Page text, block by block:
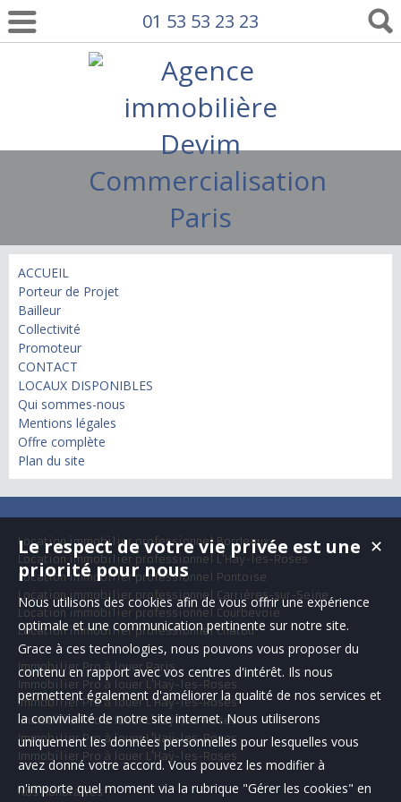
01 53 53 23 23
ACCUEIL
Porteur de Projet
Bailleur
Collectivité
Promoteur
CONTACT
LOCAUX DISPONIBLES
Qui sommes-nous
Mentions légales
Offre complète
Plan du site
Location immobilier professionnel Bordeaux
Location immobilier professionnel L'Haÿ-les-Roses
Location immobilier professionnel Pontoise
Location immobilier professionnel Carrières-sur-Seine
Location immobilier professionnel Courbevoie
Location immobilier professionnel Chatou
Immobilier Pro à louer Paris
Immobilier Pro à louer L'Haÿ-les-Roses
Immobilier Pro à louer L'Haÿ-les-Roses
Immobilier Pro à louer L'Haÿ-les-Roses
Immobilier Pro à louer L'Haÿ-les-Roses
Immobilier Pro à louer L'Haÿ-les-Roses
Nos Honoraires
✕
Le respect de votre vie privée est une
priorité pour nous
Nous utilisons des cookies afin de vous offrir une expérience
optimale et une communication pertinente sur notre site.
Grace à ces technologies, nous pouvons vous proposer du
contenu en rapport avec vos centres d'intérêt. Ils nous
permettent également d'améliorer la qualité de nos services et
la convivialité de notre site internet. Nous utiliserons
uniquement les données personnelles pour lesquelles vous
avez donné votre accord. Vous pouvez les modifier à
n'importe quel moment via la rubrique "Gérer les cookies" en